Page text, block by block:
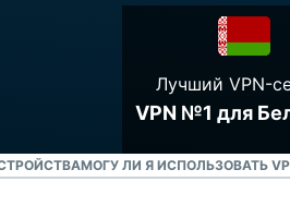
Лучший VPN-
VPN №1 для
МОГУ ЛИ Я ИСПОЛЬЗОВАТЬ